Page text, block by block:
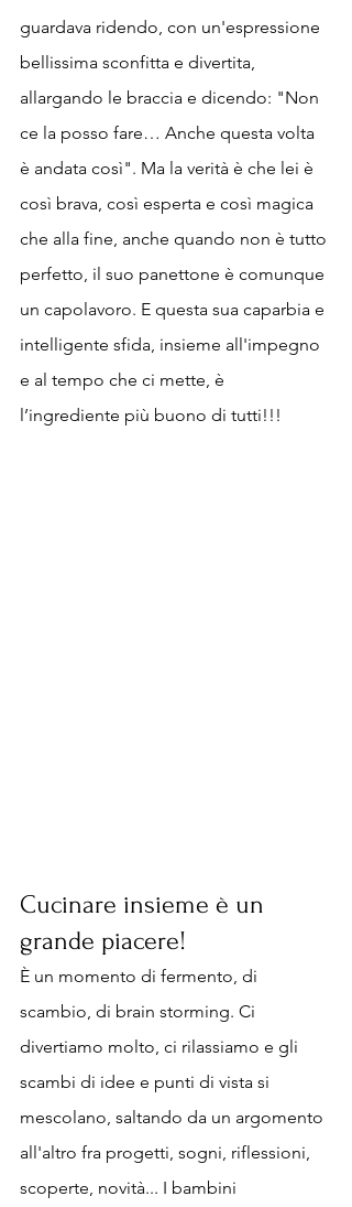
guardava ridendo, con un'espressione
bellissima sconfitta e divertita,
allargando le braccia e dicendo: "Non
ce la posso fare… Anche questa volta
è andata così". Ma la verità è che lei è
così brava, così esperta e così magica
che alla fine, anche quando non è tutto
perfetto, il suo panettone è comunque
un capolavoro. E questa sua caparbia e
intelligente sfida, insieme all'impegno
e al tempo che ci mette, è
l’ingrediente più buono di tutti!!!
Cucinare insieme è un
grande piacere!
È un momento di fermento, di
scambio, di brain storming. Ci
divertiamo molto, ci rilassiamo e gli
scambi di idee e punti di vista si
mescolano, saltando da un argomento
all'altro fra progetti, sogni, riflessioni,
scoperte, novità... I bambini